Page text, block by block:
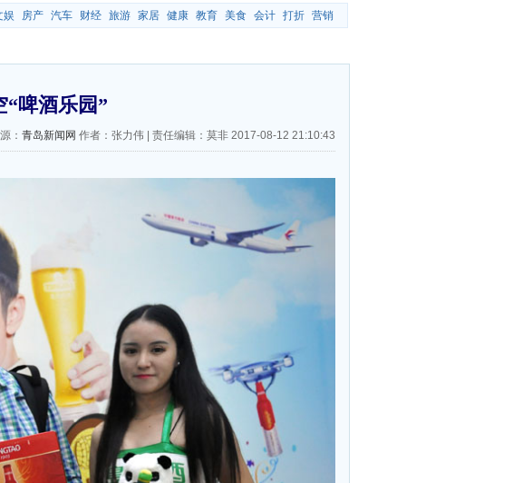
娱 房产 汽车 财经 旅游 家居 健康 教育 美食 会计 打折 营销
啤酒乐园”
： 青岛新闻网 作者：张力伟 责任编辑：莫非 2017-08-12 21:10:43